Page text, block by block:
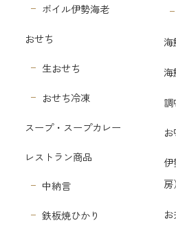
ボイル伊勢海老
おせち
生おせち
おせち冷凍
スープ・スープカレー
レストラン商品
中納言
鉄板焼ひかり
海
海
伊
房）
お